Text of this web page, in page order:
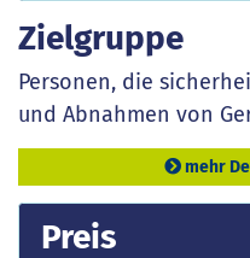
Zielgruppe
Personen, die
und Abnahmen von
mehr
Preis